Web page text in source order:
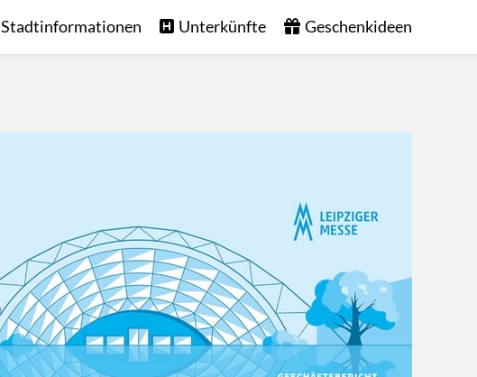
Stadtinformationen Unterkünfte Geschenkideen